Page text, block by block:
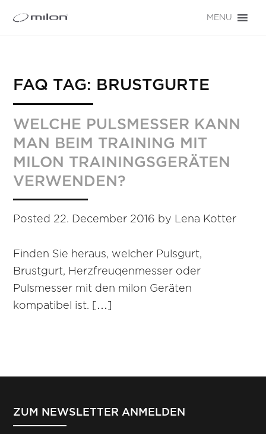
MENU
FAQ TAG: BRUSTGURTE
WELCHE PULSMESSER KANN
MAN BEIM TRAINING MIT
MILON TRAININGSGERÄTEN
VERWENDEN?
Posted22. December 2016 by Lena Kotter
Finden Sie heraus, welcher Pulsgurt,
Brustgurt, Herzfreuqenmesser oder
Pulsmesser mit den milon Geräten
kompatibel ist. […]
ZUM NEWSLETTER ANMELDEN